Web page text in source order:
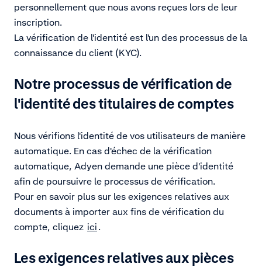
personnellement que nous avons reçues lors de leur
inscription.
La vérification de l'identité est l'un des processus de la
connaissance du client (KYC).
Notre processus de vérification de
l'identité des titulaires de comptes
Nous vérifions l'identité de vos utilisateurs de manière
automatique. En cas d'échec de la vérification
automatique, Adyen demande une pièce d'identité
afin de poursuivre le processus de vérification.
Pour en savoir plus sur les exigences relatives aux
documents à importer aux fins de vérification du
compte, cliquez ici .
Les exigences relatives aux pièces